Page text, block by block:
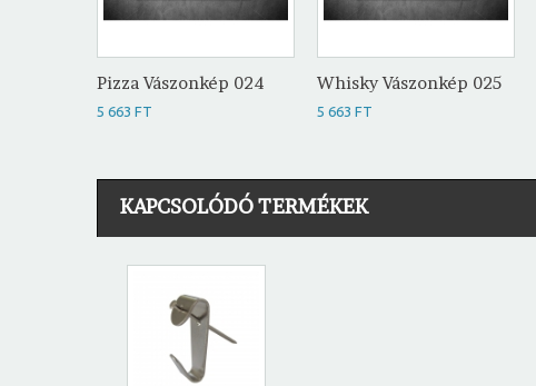
Pizza Vászonkép 024
5 663 FT
Whisky Vászonkép 025
5 663 FT
KAPCSOLÓDÓ TERMÉKEK